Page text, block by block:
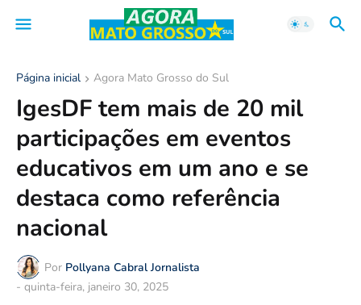
Página inicial Agora Mato Grosso do Sul
IgesDF tem mais de 20 mil
participações em eventos
educativos em um ano e se
destaca como referência
nacional
Por Pollyana Cabral Jornalista
- quinta-feira, janeiro 30, 2025